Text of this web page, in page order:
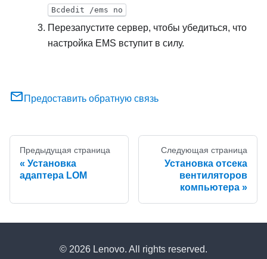
Bcdedit /ems no
Перезапустите сервер, чтобы убедиться, что
настройка EMS вступит в силу.
Предоставить обратную связь
Предыдущая страница
Установка
адаптера LOM
Следующая страница
Установка отсека
вентиляторов
компьютера
© 2026 Lenovo. All rights reserved.